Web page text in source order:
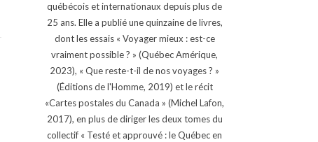
québécois et internationaux depuis plus de
25 ans. Elle a publié une quinzaine de livres,
dont les essais « Voyager mieux : est-ce
vraiment possible ? » (Québec Amérique,
2023), « Que reste-t-il de nos voyages ? »
(Éditions de l'Homme, 2019) et le récit
«Cartes postales du Canada » (Michel Lafon,
2017), en plus de diriger les deux tomes du
collectif « Testé et approuvé : le Québec en